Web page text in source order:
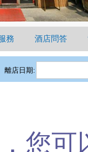
務 酒店問答
離店日期:
您可